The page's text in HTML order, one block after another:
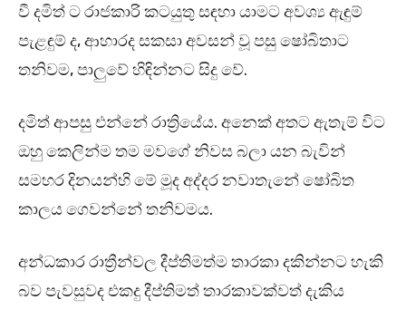
වී දමිත් ට රාජකාරි කටයුතු සඳහා යාමට අවශ්‍ය ඇඳුම්
පැළඳුම් ද, ආහාරද සකසා අවසන් වූ පසු ෂෝබිතාට
තනිවම, පාලුවේ හිඳින්නට සිදු වේ.
දමිත් ආපසු එන්නේ රාත්‍රියේය. අනෙක් අතට ඇතැම් විට
ඔහු කෙලින්ම තම මවගේ නිවස බලා යන බැවින්
සමහර දිනයන්හි මේ මූද අද්දර නවාතැනේ ෂෝබිත
කාලය ගෙවන්නේ තනිවමය.
අන්ධකාර රාත්‍රීන්වල දීප්තිමත්ම තාරකා දකින්නට හැකි
බව පැවසුවද එකදු දීප්තිමත් තාරකාවක්වත් දැකිය